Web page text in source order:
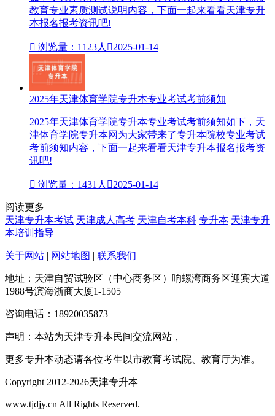
教育专业素质测试说明内容，下面一起来看看天津专升
本报名报考资讯吧!
 浏览量：1123人 2025-01-14
2025年天津体育学院专升本专业考试考前须知
2025年天津体育学院专升本专业考试考前须知如下，天
津体育学院专升本网为大家带来了专升本院校专业考试
考前须知内容，下面一起来看看天津专升本报名报考资
讯吧!
 浏览量：1431人 2025-01-14
阅读更多
天津专升本考试 天津成人高考 天津自考本科 专升本 天津专升
本培训指导
关于网站 | 网站地图 | 联系我们
地址：天津自贸试验区（中心商务区）响螺湾商务区迎宾大道
1988号滨海浙商大厦1-1505
咨询电话：18920035873
声明：本站为天津专升本民间交流网站，
更多专升本动态请各位考生以市教育考试院、教育厅为准。
Copyright 2012-2026天津专升本
www.tjdjy.cn All Rights Reserved.